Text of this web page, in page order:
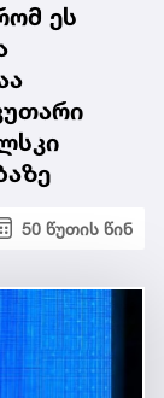
ეს
50 წუთის წინ